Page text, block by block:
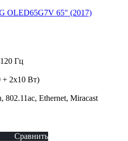
Гц
+ 2х10 Вт)
Ethernet, Miracast
Сравнить